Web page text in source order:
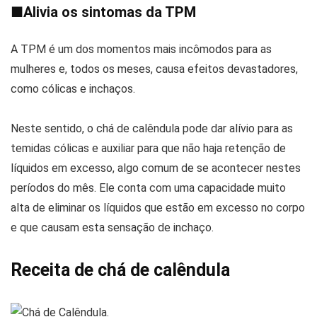
■Alivia os sintomas da TPM
A TPM é um dos momentos mais incômodos para as
mulheres e, todos os meses, causa efeitos devastadores,
como cólicas e inchaços.
Neste sentido, o chá de calêndula pode dar alívio para as
temidas cólicas e auxiliar para que não haja retenção de
líquidos em excesso, algo comum de se acontecer nestes
períodos do mês. Ele conta com uma capacidade muito
alta de eliminar os líquidos que estão em excesso no corpo
e que causam esta sensação de inchaço.
Receita de chá de calêndula